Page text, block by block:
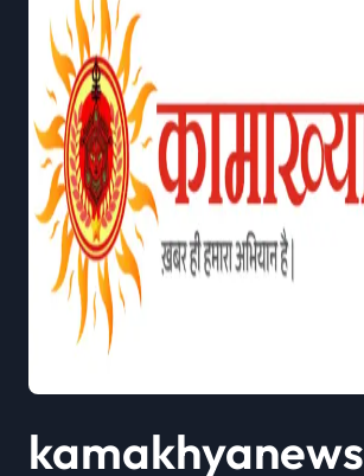
kamakhyanews